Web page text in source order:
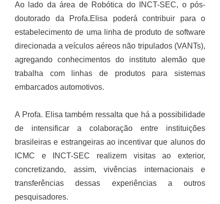
Ao lado da área de Robótica do INCT-SEC, o pós-
doutorado da Profa.Elisa poderá contribuir para o
estabelecimento de uma linha de produto de software
direcionada a veículos aéreos não tripulados (VANTs),
agregando conhecimentos do instituto alemão que
trabalha com linhas de produtos para sistemas
embarcados automotivos.
A Profa. Elisa também ressalta que há a possibilidade
de intensificar a colaboração entre instituições
brasileiras e estrangeiras ao incentivar que alunos do
ICMC e INCT-SEC realizem visitas ao exterior,
concretizando, assim, vivências internacionais e
transferências dessas experiências a outros
pesquisadores.